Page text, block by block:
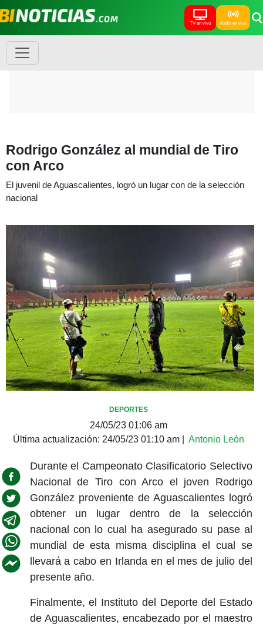
TV en vivo Radio en vivo
Rodrigo González al mundial de Tiro
con Arco
El juvenil de Aguascalientes, logró un lugar con de la selección
nacional
DEPORTES
24/05/23 01:06 am
Última actualización: 24/05/23 01:10 am Antonio León
Durante el Campeonato Clasificatorio Selectivo
Nacional de Tiro con Arco el joven Rodrigo
González proveniente de Aguascalientes logró
obtener un lugar dentro de la selección
nacional con lo cual ha asegurado su pase al
mundial de esta misma disciplina el cual se
llevará a cabo en Irlanda en el mes de julio del
presente año.
Finalmente, el Instituto del Deporte del Estado
de Aguascalientes, encabezado por el maestro